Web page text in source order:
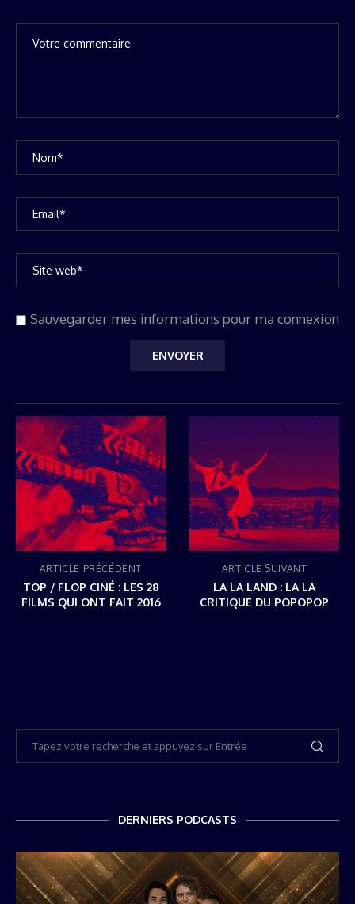
Sauvegarder mes informations pour ma connexion
ARTICLE PRÉCÉDENT
TOP / FLOP CINÉ : LES 28
FILMS QUI ONT FAIT 2016
ARTICLE SUIVANT
LA LA LAND : LA LA
CRITIQUE DU POPOPOP
DERNIERS PODCASTS